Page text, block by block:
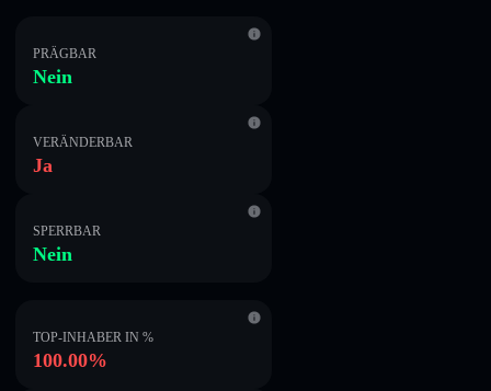
PRÄGBAR
Nein
VERÄNDERBAR
Ja
SPERRBAR
Nein
TOP-INHABER IN %
100.00%